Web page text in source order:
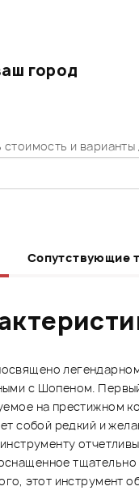
город
и варианты
Сопутствующие
с Шопеном.
на престижном
собой редкий и
этот инструмент